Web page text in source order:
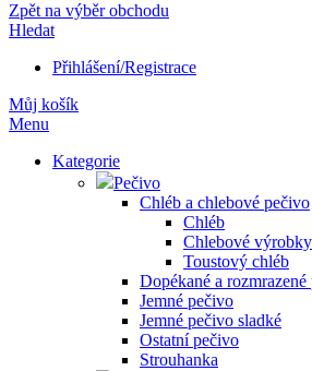
Zpět na výběr obchodu
Hledat
Přihlášení/Registrace
Můj košík
Menu
Kategorie
Pečivo
Chléb a chlebové pečivo
Chléb
Chlebové výrobky
Toustový chléb
Dopékané a rozmrazené
Jemné pečivo
Jemné pečivo sladké
Ostatní pečivo
Strouhanka